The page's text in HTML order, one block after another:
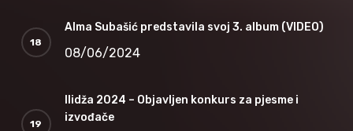
Alma Subašić predstavila svoj 3. album (VIDEO)
08/06/2024
Ilidža 2024 – Objavljen konkurs za pjesme i
izvođače